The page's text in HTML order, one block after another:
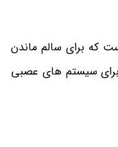
که برای سالم ماندن
سیستم های عصبی